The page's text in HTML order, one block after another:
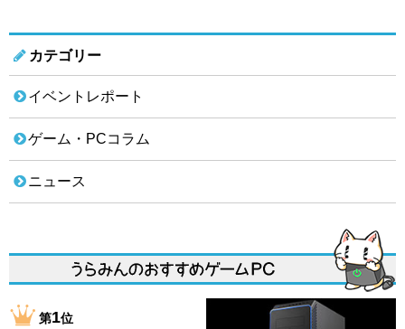
カテゴリー
イベントレポート
ゲーム・PCコラム
ニュース
第1位